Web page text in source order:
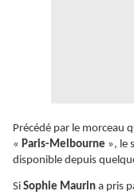
Précédé par le morceau
« Paris-Melbourne », le
disponible depuis
Si Sophie Maurin a pris